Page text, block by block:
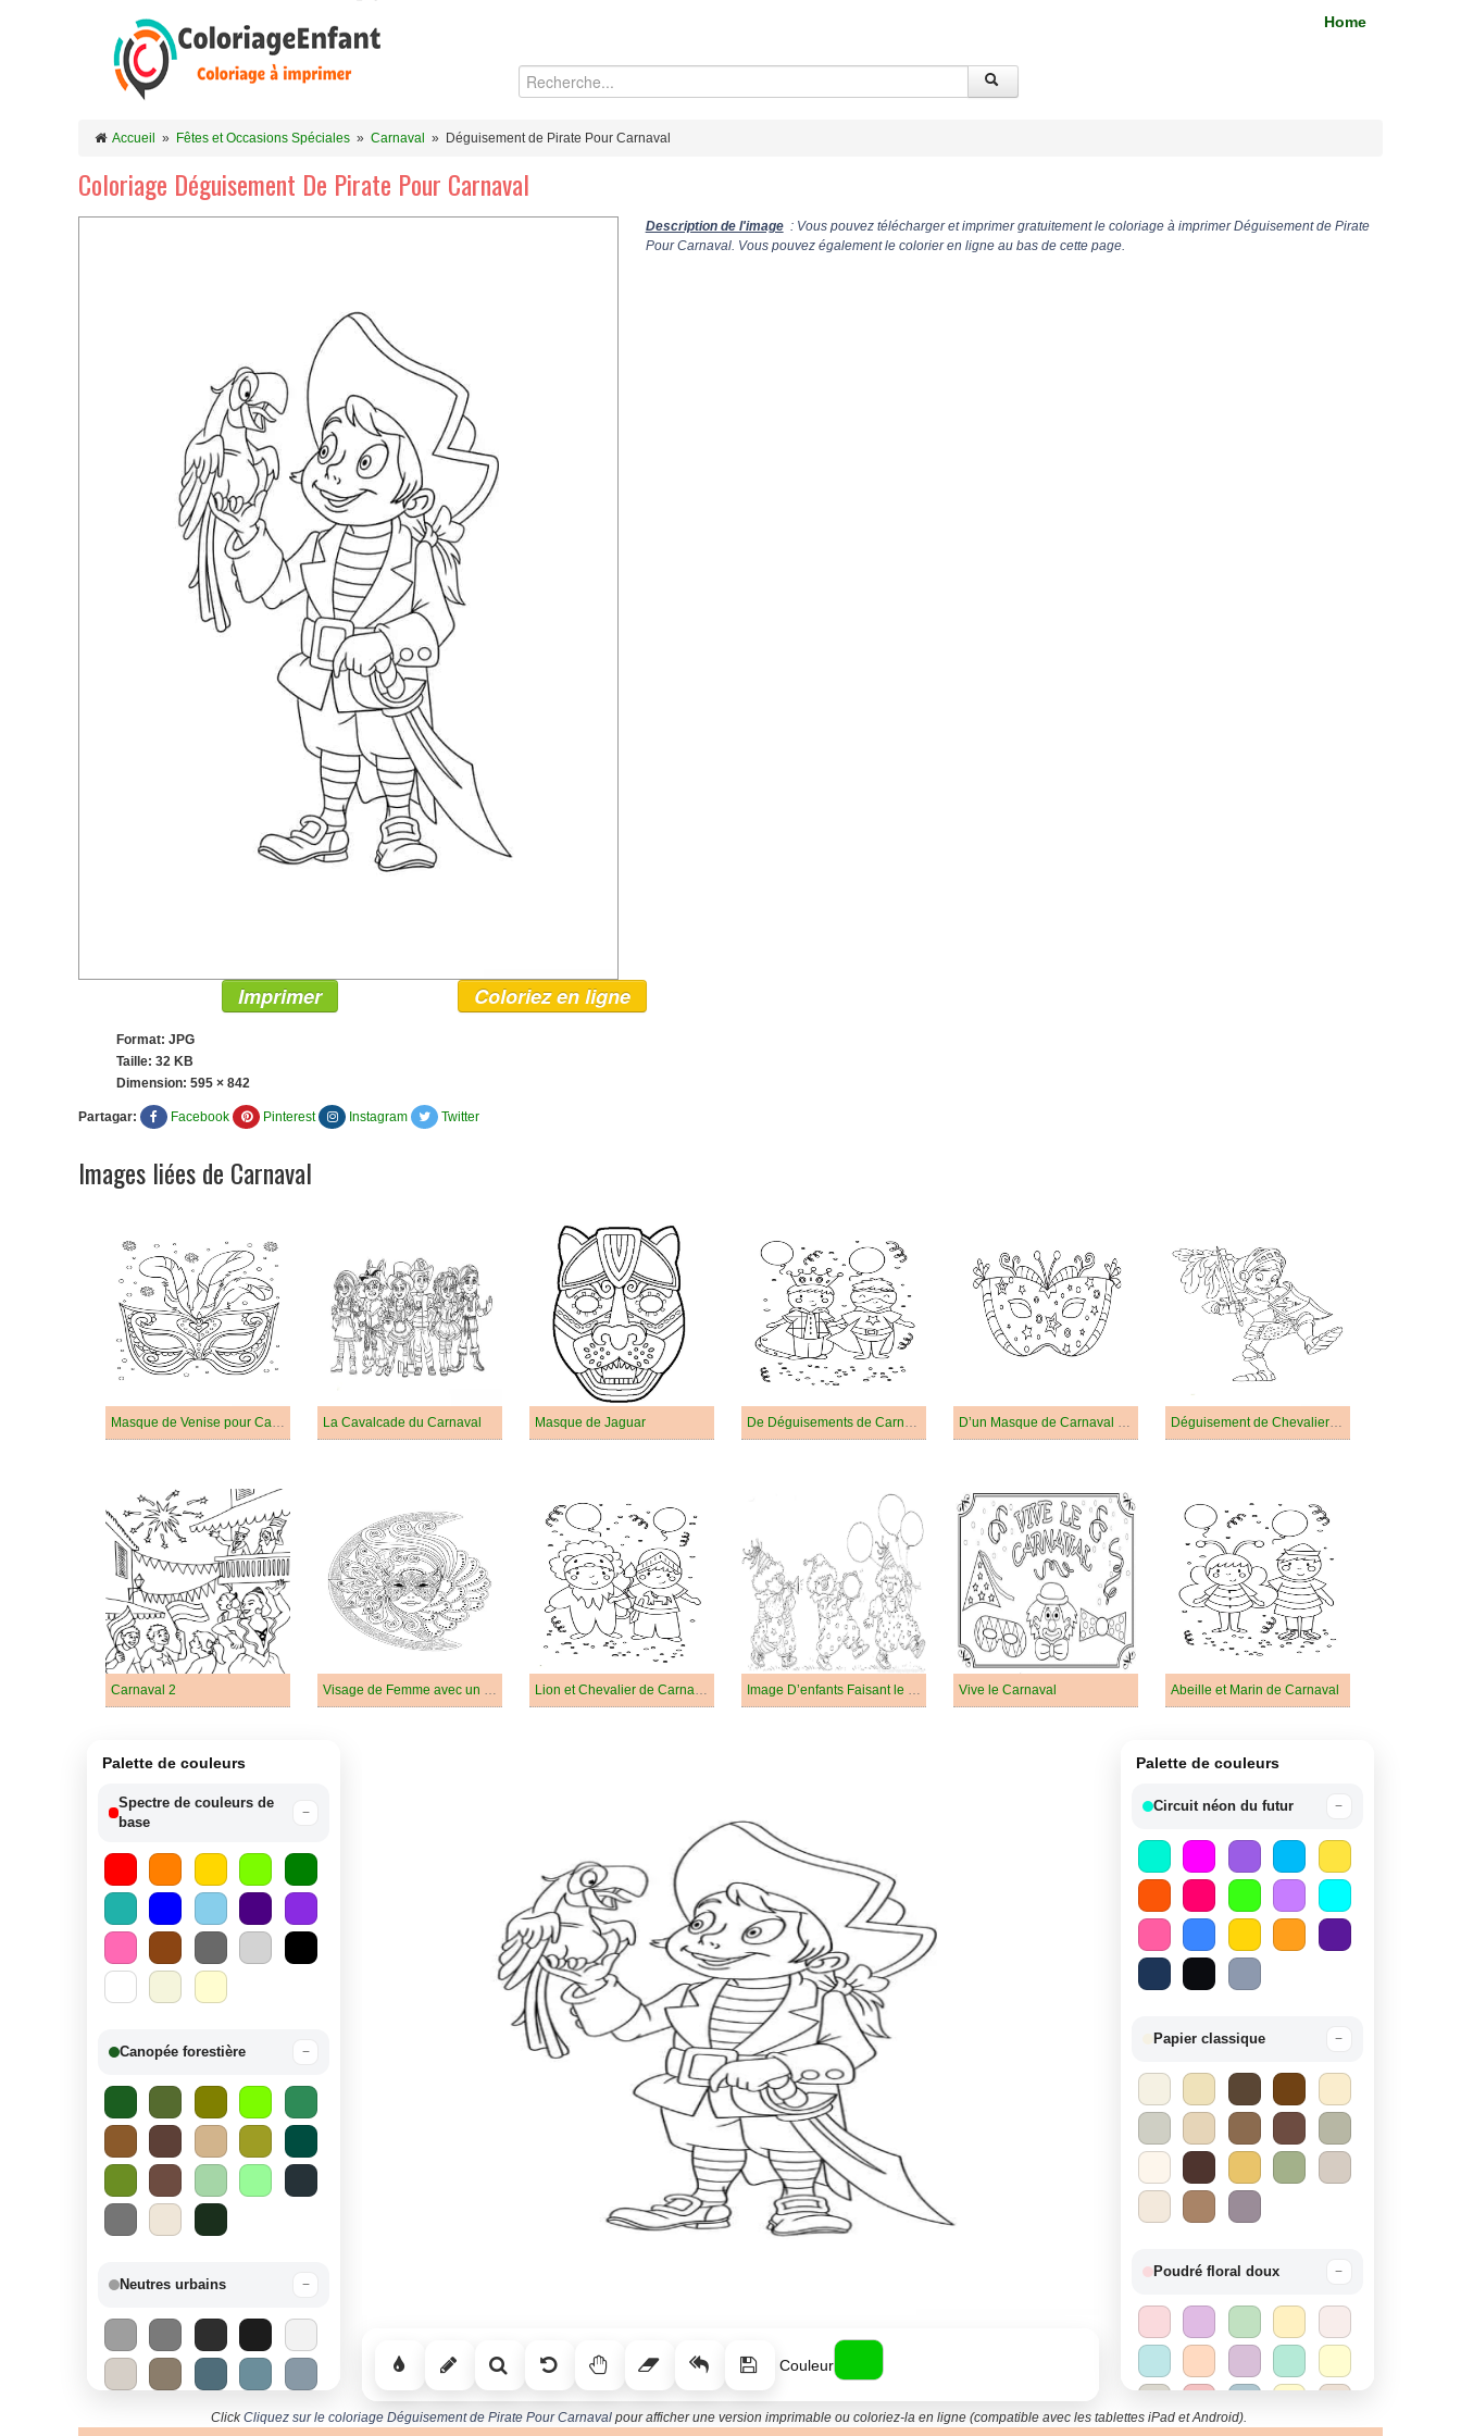
Home
Accueil » Fêtes et Occasions Spéciales » Carnaval » Déguisement de Pirate Pour Carnaval
Coloriage Déguisement De Pirate Pour Carnaval
Description de l'image : Vous pouvez télécharger et imprimer gratuitement le coloriage à imprimer Déguisement de Pirate
Pour Carnaval. Vous pouvez également le colorier en ligne au bas de cette page.
Imprimer Coloriez en ligne
Format: JPG
Taille: 32 KB
Dimension: 595 × 842
Partagar: Facebook Pinterest Instagram Twitter
Images liées de Carnaval
Masque de Venise pour Carnaval La Cavalcade du Carnaval Masque de Jaguar De Déguisements de Carnaval, Roi et Super-Héros D’un Masque de Carnaval Étoile Déguisement de Chevalier Pour Carnaval
Carnaval 2 Visage de Femme avec un Masque de Carnaval Lion et Chevalier de Carnaval Image D’enfants Faisant le Carnaval à Colorier Vive le Carnaval Abeille et Marin de Carnaval
Palette de couleurs
Spectre de couleurs de
base
−
Canopée forestière −
Neutres urbains −
Couleur
Palette de couleurs
Circuit néon du futur −
Papier classique −
Poudré floral doux −
ClickCliquez sur le coloriage Déguisement de Pirate Pour Carnaval pour afficher une version imprimable ou coloriez-la en ligne (compatible avec les tablettes iPad et Android).